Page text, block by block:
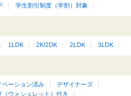
学生割引制度（学割）対象
1LDK 2K/2DK 2LDK 3LDK
ベーション済み
デザイナーズ
（ウォシュレット）付き